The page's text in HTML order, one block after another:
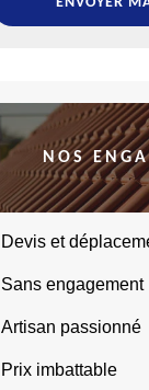
NOS
Devis et
Sans engagement
Artisan passionné
Prix imbattable